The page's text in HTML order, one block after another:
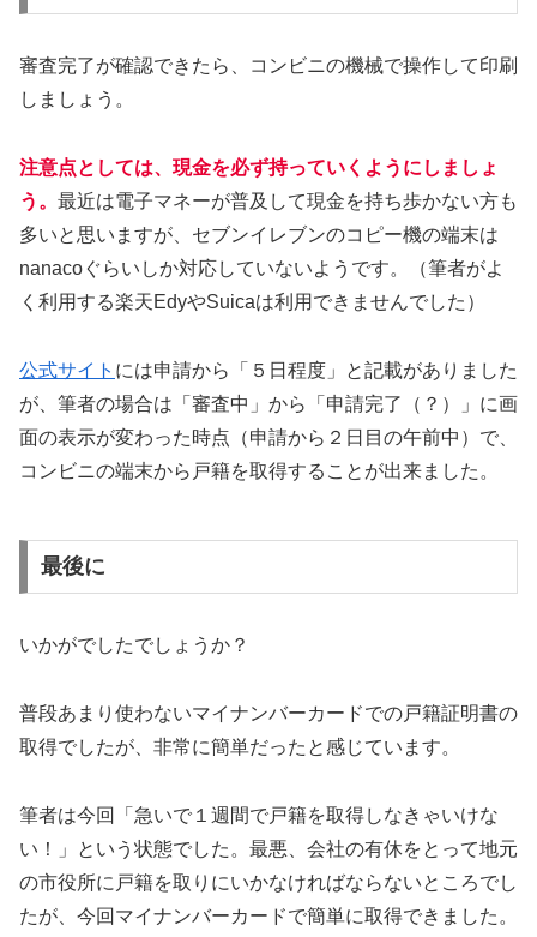
審査完了が確認できたら、コンビニの機械で操作して印刷
しましょう。
注意点としては、現金を必ず持っていくようにしましょ
う。 最近は電子マネーが普及して現金を持ち歩かない方も
多いと思いますが、セブンイレブンのコピー機の端末は
nanacoぐらいしか対応していないようです。（筆者がよ
く利用する楽天EdyやSuicaは利用できませんでした）
公式サイト には申請から「５日程度」と記載がありました
が、筆者の場合は「審査中」から「申請完了（？）」に画
面の表示が変わった時点（申請から２日目の午前中）で、
コンビニの端末から戸籍を取得することが出来ました。
最後に
いかがでしたでしょうか？
普段あまり使わないマイナンバーカードでの戸籍証明書の
取得でしたが、非常に簡単だったと感じています。
筆者は今回「急いで１週間で戸籍を取得しなきゃいけな
い！」という状態でした。最悪、会社の有休をとって地元
の市役所に戸籍を取りにいかなければならないところでし
たが、今回マイナンバーカードで簡単に取得できました。